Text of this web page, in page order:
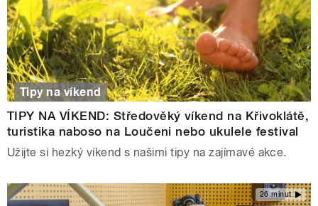
Tipy na víkend
TIPY NA VÍKEND: Středověký víkend na Křivoklátě,
turistika naboso na Loučeni nebo ukulele festival
Užijte si hezký víkend s našimi tipy na zajímavé akce.
26 minut